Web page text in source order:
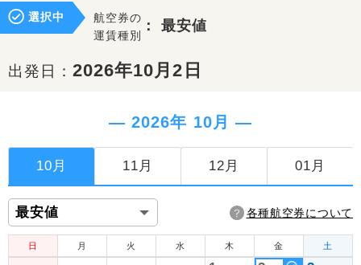
選択中
航空券の
運賃種別
：最安値
出発日： 2026年10月2日
― 2026年 10月 ―
10月 11月 12月 01月
各種航空券について
日 月 火 水 木 金 土